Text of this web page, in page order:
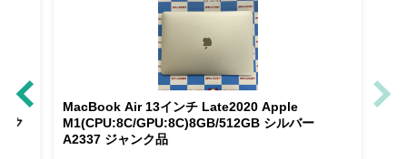
Apple M1
MGN63J/Aジャンク
MacBook Air 13インチ Late2020 Apple
M1(CPU:8C/GPU:8C)8GB/512GB シル